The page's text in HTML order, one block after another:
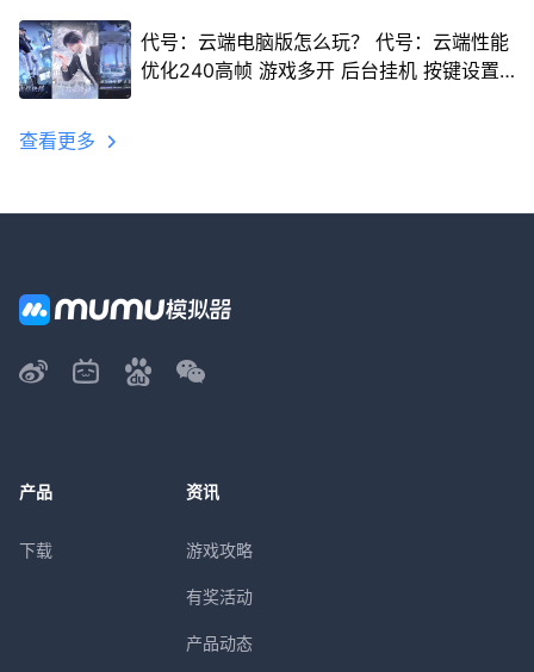
代号：云端电脑版怎么玩？ 代号：云端性能
优化240高帧 游戏多开 后台挂机 按键设置
查看更多
产品
下载
资讯
游戏攻略
有奖活动
产品动态